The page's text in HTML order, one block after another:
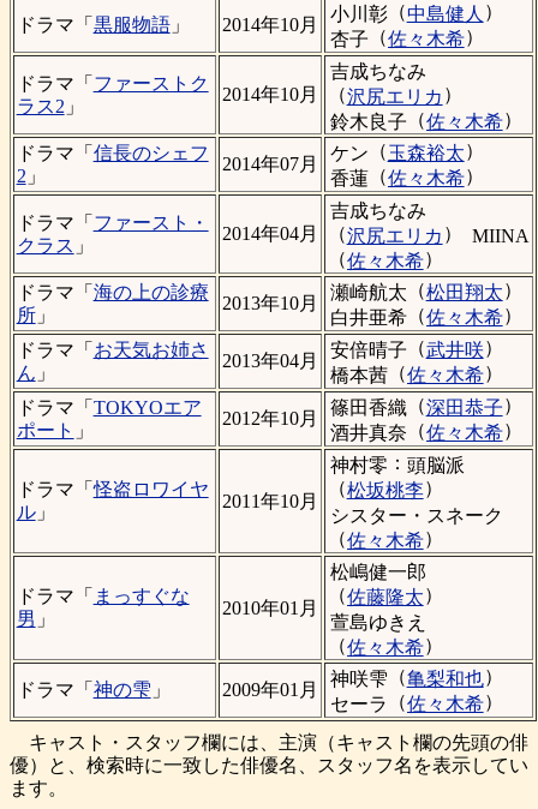
ドラマ「 黒服物語」 2014年10月
小川彰 （中島健人 ）
杏子 （佐々木希）
ドラマ「 ファーストク
ラス2 」
2014年10月
吉成ちなみ
（沢尻エリカ ）
鈴木良子 （佐々木希）
ドラマ「 信長のシェフ
2 」
2014年07月
ケン （玉森裕太）
香蓮（佐々木希）
ドラマ「 ファースト・
クラス 」
2014年04月
吉成ちなみ
（沢尻エリカ ）
MIINA
（佐々木希）
ドラマ「 海の上の診療
所」
2013年10月
瀬崎航太 （松田翔太）
白井亜希（佐々木希）
ドラマ「 お天気お姉さ
ん 」
2013年04月
安倍晴子 （武井咲）
橋本茜（佐々木希）
ドラマ「 TOKYOエア
ポート 」
2012年10月
篠田香織 （深田恭子）
酒井真奈 （佐々木希）
ドラマ「怪盗ロワイヤ
ル」
2011年10月
神村零 ： 頭脳派
（松坂桃李）
シスター・スネーク
（佐々木希）
ドラマ「 まっすぐな
男 」
2010年01月
松嶋健一郎
（佐藤隆太）
萱島ゆきえ
（佐々木希）
ドラマ「 神の雫 」 2009年01月
神咲雫 （亀梨和也）
セーラ （佐々木希）
キャスト・スタッフ欄には、主演（キャスト欄の先頭の俳
優）と、検索時に一致した俳優名、スタッフ名を表示してい
ます。